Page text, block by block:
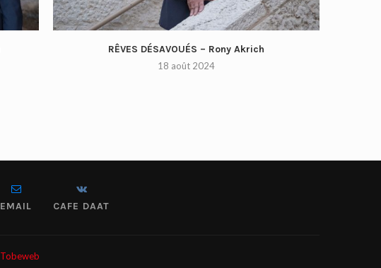
RÊVES DÉSAVOUÉS – Rony Akrich
18 août 2024
EMAIL CAFE DAAT
Tobeweb